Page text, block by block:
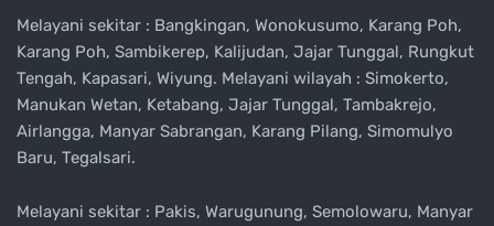
Melayani sekitar : Bangkingan, Wonokusumo, Karang Poh,
Karang Poh, Sambikerep, Kalijudan, Jajar Tunggal, Rungkut
Tengah, Kapasari, Wiyung. Melayani wilayah : Simokerto,
Manukan Wetan, Ketabang, Jajar Tunggal, Tambakrejo,
Airlangga, Manyar Sabrangan, Karang Pilang, Simomulyo
Baru, Tegalsari.
Melayani sekitar : Pakis, Warugunung, Semolowaru, Manyar